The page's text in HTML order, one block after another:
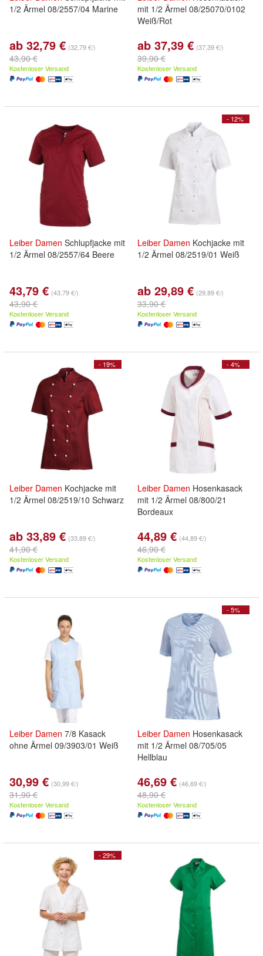
1/2 Ärmel 08/2557/04 Marine
ab 32,79 € (32,79 €/)
43,90 €
Kostenloser Versand
mit 1/2 Ärmel 08/25070/0102
Weiß/Rot
ab 37,39 € (37,39 €/)
39,90 €
Kostenloser Versand
Leiber Damen Schlupfjacke mit
1/2 Ärmel 08/2557/64 Beere
43,79 € (43,79 €/)
43,90 €
Kostenloser Versand
- 12%
Leiber Damen Kochjacke mit
1/2 Ärmel 08/2519/01 Weiß
ab 29,89 € (29,89 €/)
33,90 €
Kostenloser Versand
- 19%
Leiber Damen Kochjacke mit
1/2 Ärmel 08/2519/10 Schwarz
ab 33,89 € (33,89 €/)
41,90 €
Kostenloser Versand
- 4%
Leiber Damen Hosenkasack
mit 1/2 Ärmel 08/800/21
Bordeaux
44,89 € (44,89 €/)
46,90 €
Kostenloser Versand
Leiber Damen 7/8 Kasack
ohne Ärmel 09/3903/01 Weiß
30,99 € (30,99 €/)
31,90 €
Kostenloser Versand
- 5%
Leiber Damen Hosenkasack
mit 1/2 Ärmel 08/705/05
Hellblau
46,69 € (46,69 €/)
48,90 €
Kostenloser Versand
- 29%